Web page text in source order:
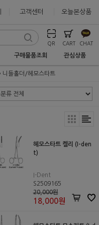
고객센터 오늘본상품
QR CART CHAT
구매물품조회 관심상품
니들홀더/헤모스타트
헤모스타트 켈리 (I-den
t)
I-Dent
S2509165
20,000원
18,000원